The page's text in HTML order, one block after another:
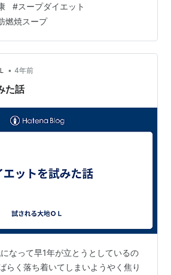
、基本的な事は、スープを摂取す
場合でも意識するようにしましょ
ある食事はほどほどにし、甘いもの
にするのがポイントです。 ダイエッ
行った方がより有効だといえま
肪燃焼スープと置きかえ…
#スープダイエット
燃焼スープ
• 4年前
た話
なって早1年が立とうとしているの
らく落ち着いてしまいようやく焦り